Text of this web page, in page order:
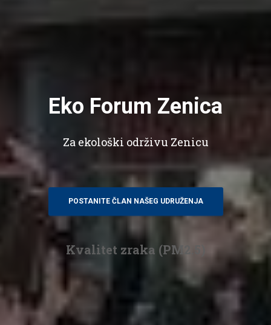
Eko Forum Zenica
Za ekološki održivu Zenicu
POSTANITE ČLAN NAŠEG UDRUŽENJA
Kvalitet zraka (PM2.5)